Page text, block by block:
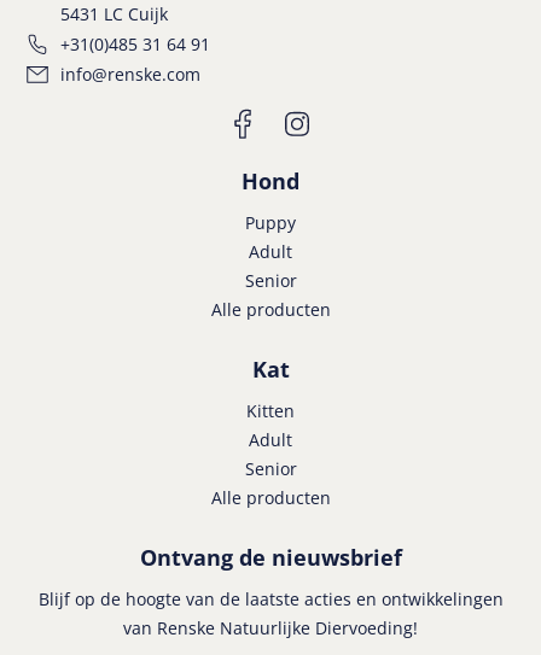
5431 LC Cuijk
+31(0)485 31 64 91
info@renske.com
Hond
Puppy
Adult
Senior
Alle producten
Kat
Kitten
Adult
Senior
Alle producten
Ontvang de nieuwsbrief
Blijf op de hoogte van de laatste acties en ontwikkelingen
van Renske Natuurlijke Diervoeding!